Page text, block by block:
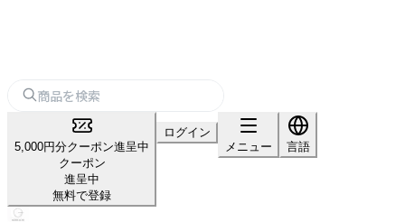
5,000円分クーポン進呈中
クーポン
進呈中
無料で登録
ログイン
メニュー
言語